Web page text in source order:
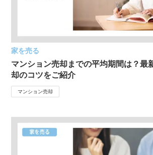
家を売る
マンション売却までの平均期間は？最
却のコツをご紹介
マンション売却